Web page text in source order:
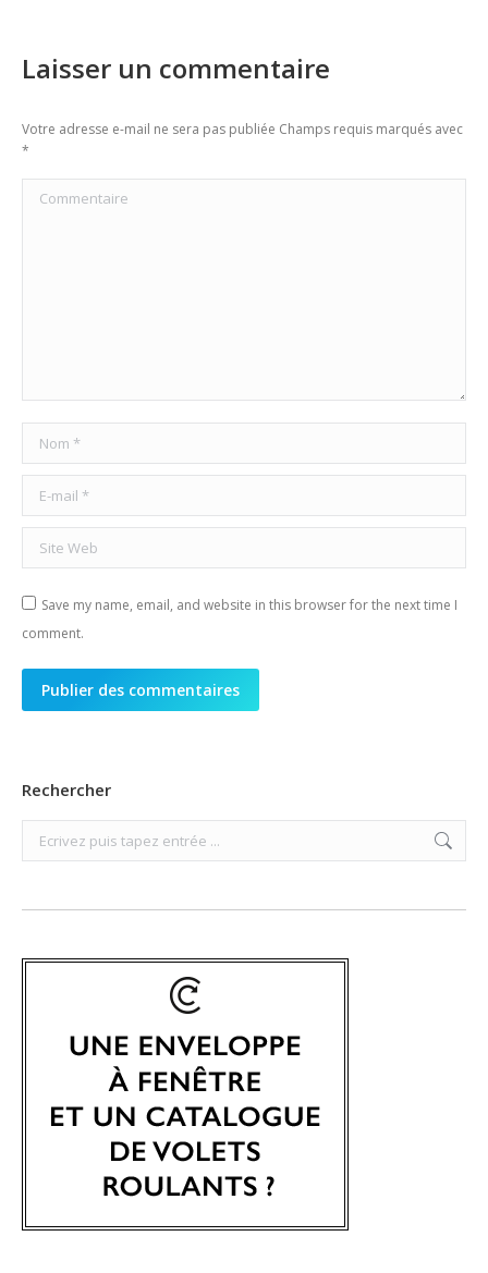
Laisser un commentaire
Votre adresse e-mail ne sera pas publiée Champs requis marqués avec
*
Commentaire
Nom *
E-mail *
Site Web
Save my name, email, and website in this browser for the next time I
comment.
Publier des commentaires
Rechercher
Search: